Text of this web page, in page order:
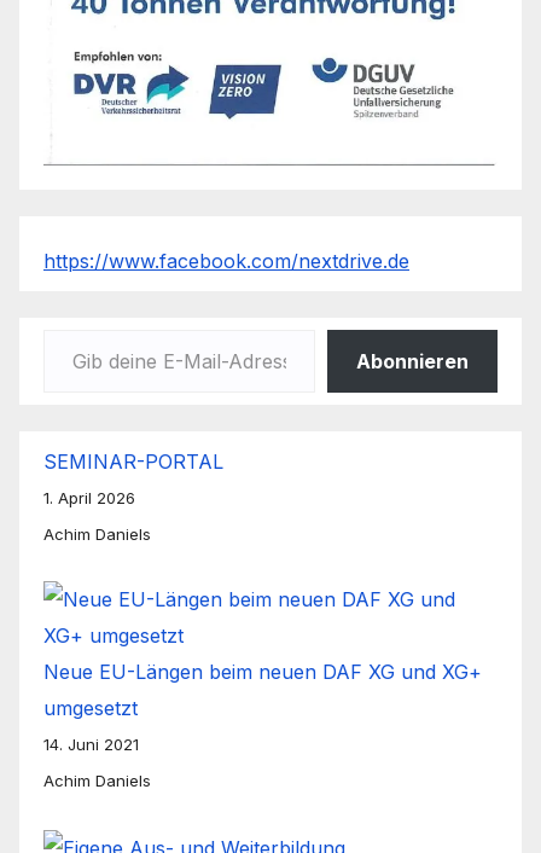
https://www.facebook.com/nextdrive.de
Abonnieren
SEMINAR-PORTAL
1. April 2026
Achim Daniels
Neue EU-Längen beim neuen DAF XG und XG+
umgesetzt
14. Juni 2021
Achim Daniels